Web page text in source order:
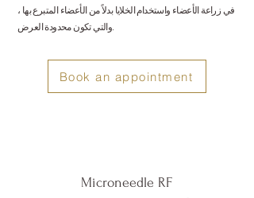
في زراعة الأعضاء واستخدام الخلايا بدلاً من الأعضاء المتبرع بها ،
والتي تكون محدودة العرض.
Book an appointment
Microneedle RF